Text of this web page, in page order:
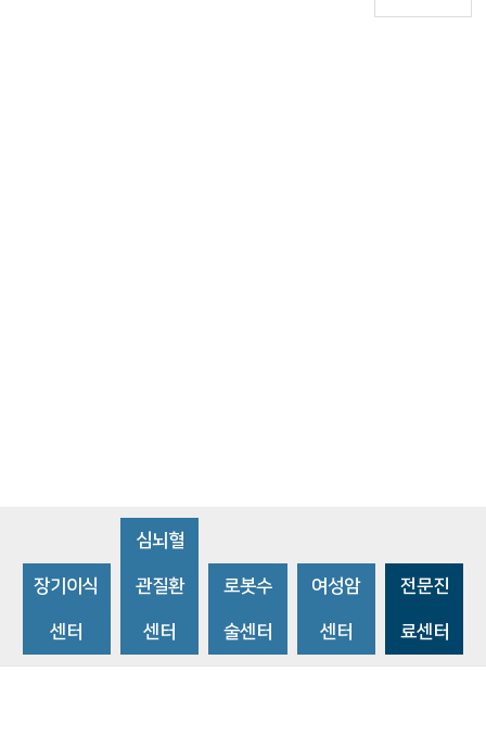
장기이식
센터
심뇌혈
관질환
센터
로봇수
술센터
여성암
센터
전문진
료센터